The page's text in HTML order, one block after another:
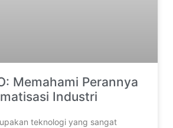
Memahami Perannya
Industri
teknologi yang sangat